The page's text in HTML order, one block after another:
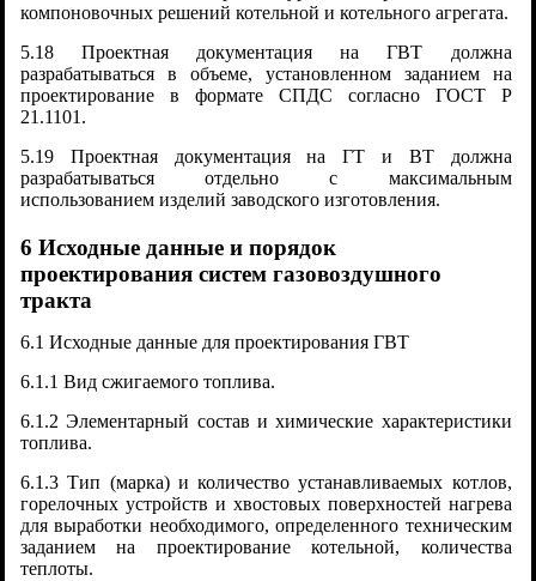
компоновочных решений котельной и котельного агрегата.
5.18 Проектная документация на ГВТ должна
разрабатываться в объеме, установленном заданием на
проектирование в формате СПДС согласно ГОСТ Р
21.1101.
5.19 Проектная документация на ГТ и ВТ должна
разрабатываться отдельно с максимальным
использованием изделий заводского изготовления.
6 Исходные данные и порядок
проектирования систем газовоздушного
тракта
6.1 Исходные данные для проектирования ГВТ
6.1.1 Вид сжигаемого топлива.
6.1.2 Элементарный состав и химические характеристики
топлива.
6.1.3 Тип (марка) и количество устанавливаемых котлов,
горелочных устройств и хвостовых поверхностей нагрева
для выработки необходимого, определенного техническим
заданием на проектирование котельной, количества
теплоты.